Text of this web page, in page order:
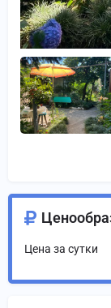
Цена за сутки